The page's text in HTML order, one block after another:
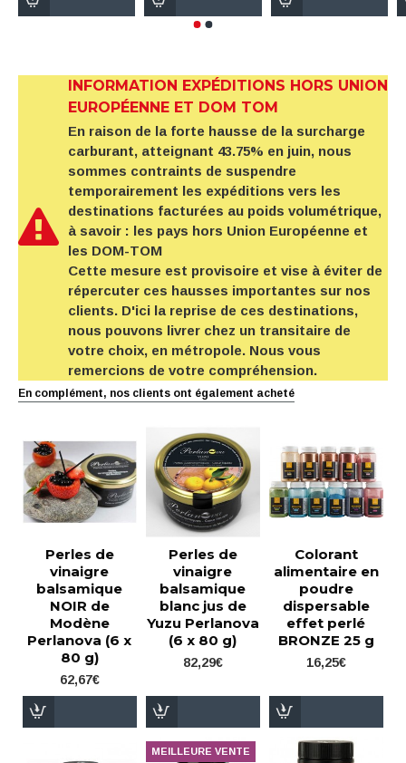
INFORMATION EXPÉDITIONS HORS UNION
EUROPÉENNE ET DOM TOM
En raison de la forte hausse de la surcharge
carburant, atteignant 43.75% en juin, nous
sommes contraints de suspendre
temporairement les expéditions vers les
destinations facturées au poids volumétrique,
à savoir : les pays hors Union Européenne et
les DOM-TOM
Cette mesure est provisoire et vise à éviter de
répercuter ces hausses importantes sur nos
clients. D'ici la reprise de ces destinations,
nous pouvons livrer chez un transitaire de
votre choix, en métropole. Nous vous
remercions de votre compréhension.
En complément, nos clients ont également acheté
Perles de
vinaigre
balsamique
NOIR de
Modène
Perlanova (6 x
80 g)
62,67€
Perles de
vinaigre
balsamique
blanc jus de
Yuzu Perlanova
(6 x 80 g)
82,29€
Colorant
alimentaire en
poudre
dispersable
effet perlé
BRONZE 25 g
16,25€
MEILLEURE VENTE